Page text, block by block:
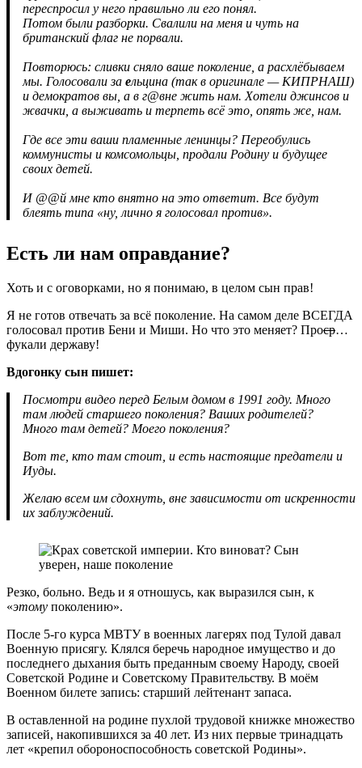
переспросил у него правильно ли его понял.
Потом были разборки. Свалили на меня и чуть на
британский флаг не порвали.
Повторюсь: сливки сняло ваше поколение, а расхлёбываем
мы. Голосовали за ельцина (так в оригинале — КИПРНАШ)
и демократов вы, а в г@вне жить нам. Хотели джинсов и
жвачки, а выживать и терпеть всё это, опять же, нам.
Где все эти ваши пламенные ленинцы? Переобулись
коммунисты и комсомольцы, продали Родину и будущее
своих детей.
И @@й мне кто внятно на это ответит. Все будут
блеять типа «ну, лично я голосовал против».
Есть ли нам оправдание?
Хоть и с оговорками, но я понимаю, в целом сын прав!
Я не готов отвечать за всё поколение. На самом деле ВСЕГДА
голосовал против Бени и Миши. Но что это меняет? Проср…
фукали державу!
Вдогонку сын пишет:
Посмотри видео перед Белым домом в 1991 году. Много
там людей старшего поколения? Ваших родителей?
Много там детей? Моего поколения?
Вот те, кто там стоит, и есть настоящие предатели и
Иуды.
Желаю всем им сдохнуть, вне зависимости от искренности
их заблуждений.
Резко, больно. Ведь и я отношусь, как выразился сын, к
«этому поколению».
После 5-го курса МВТУ в военных лагерях под Тулой давал
Военную присягу. Клялся беречь народное имущество и до
последнего дыхания быть преданным своему Народу, своей
Советской Родине и Советскому Правительству. В моём
Военном билете запись: старший лейтенант запаса.
В оставленной на родине пухлой трудовой книжке множество
записей, накопившихся за 40 лет. Из них первые тринадцать
лет «крепил обороноспособность советской Родины».